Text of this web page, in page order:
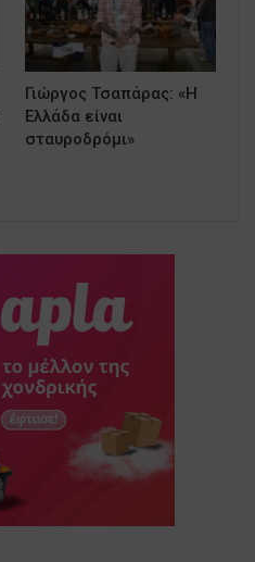
Γιώργος Τσαπάρας: «Η
Ελλάδα είναι
σταυροδρόμι»